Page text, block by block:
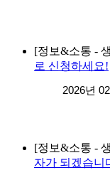
[정보&소통 -
로 신청하세요!
2026년
[정보&소통 -
자가 되겠습니